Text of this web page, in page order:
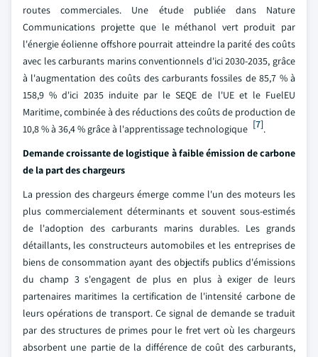
routes commerciales. Une étude publiée dans Nature
Communications projette que le méthanol vert produit par
l'énergie éolienne offshore pourrait atteindre la parité des coûts
avec les carburants marins conventionnels d'ici 2030-2035, grâce
à l'augmentation des coûts des carburants fossiles de 85,7 % à
158,9 % d'ici 2035 induite par le SEQE de l'UE et le FuelEU
Maritime, combinée à des réductions des coûts de production de
10,8 % à 36,4 % grâce à l'apprentissage technologique [7].
Demande croissante de logistique à faible émission de carbone
de la part des chargeurs
La pression des chargeurs émerge comme l'un des moteurs les
plus commercialement déterminants et souvent sous-estimés
de l'adoption des carburants marins durables. Les grands
détaillants, les constructeurs automobiles et les entreprises de
biens de consommation ayant des objectifs publics d'émissions
du champ 3 s'engagent de plus en plus à exiger de leurs
partenaires maritimes la certification de l'intensité carbone de
leurs opérations de transport. Ce signal de demande se traduit
par des structures de primes pour le fret vert où les chargeurs
absorbent une partie de la différence de coût des carburants,